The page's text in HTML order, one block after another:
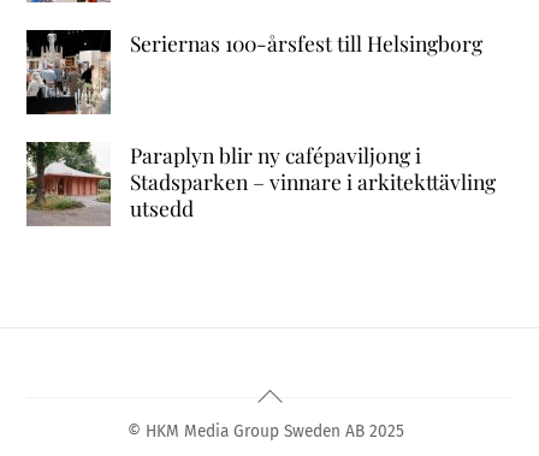
Seriernas 100-årsfest till Helsingborg
Paraplyn blir ny cafépaviljong i
Stadsparken – vinnare i arkitekttävling
utsedd
Back
© HKM Media Group Sweden AB 2025